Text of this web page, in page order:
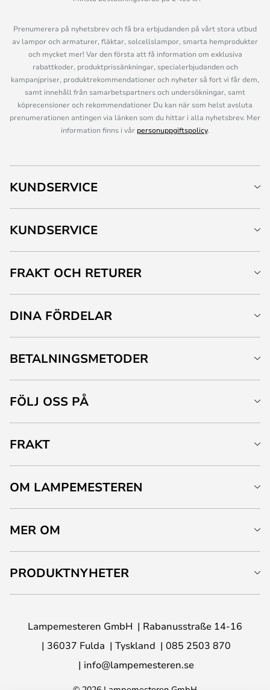
Prenumerera på nyhetsbrev och få bra erbjudanden på vårt stora utbud
av lampor och armaturer, fläktar, solcellslampor, smarta hemprodukter
och mycket mer! Var den första att få information om exklusiva
rabattkoder, produktprissänkningar, specialerbjudanden och
kampanjpriser, produktrekommendationer och nyheter så fort vi får dem,
samt innehåll från samarbetspartners och undersökningar, samt
köprecensioner och rekommendationer Du kan när som helst avsluta
prenumerationen antingen via länken som du hittar i alla nyhetsbrev. Mer
information finns i vår personuppgiftspolicy.
KUNDSERVICE
KUNDSERVICE
FRAKT OCH RETURER
DINA FÖRDELAR
BETALNINGSMETODER
FÖLJ OSS PÅ
FRAKT
OM LAMPEMESTEREN
MER OM
PRODUKTNYHETER
Lampemesteren GmbH
Rabanusstraße 14-16
36037 Fulda
Tyskland
085 2503 870
info@lampemesteren.se